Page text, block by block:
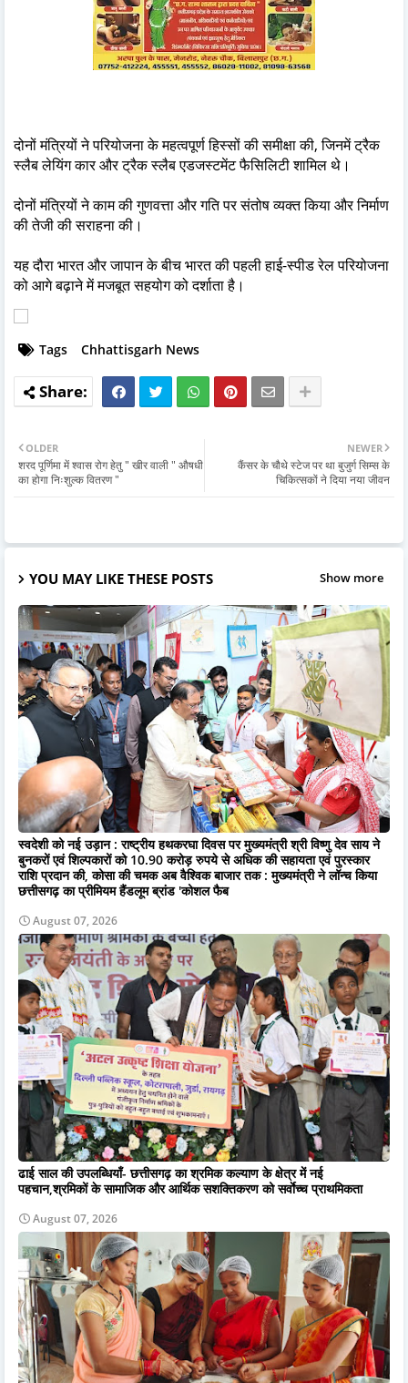
दोनों मंत्रियों ने परियोजना के महत्वपूर्ण हिस्सों की समीक्षा की, जिनमें ट्रैक
स्लैब लेयिंग कार और ट्रैक स्लैब एडजस्टमेंट फैसिलिटी शामिल थे।
दोनों मंत्रियों ने काम की गुणवत्ता और गति पर संतोष व्यक्त किया और निर्माण
की तेजी की सराहना की।
यह दौरा भारत और जापान के बीच भारत की पहली हाई-स्पीड रेल परियोजना
को आगे बढ़ाने में मजबूत सहयोग को दर्शाता है।
Tags Chhattisgarh News
NEWER
कैंसर के चौथे स्टेज पर था बुजुर्ग सिम्स के
चिकित्सकों ने दिया नया जीवन
OLDER
शरद पूर्णिमा में श्वास रोग हेतु " खीर वाली " औषधी
का होगा निःशुल्क वितरण "
YOU MAY LIKE THESE POSTS Show more
स्वदेशी को नई उड़ान : राष्ट्रीय हथकरघा दिवस पर मुख्यमंत्री श्री विष्णु देव साय ने
बुनकरों एवं शिल्पकारों को 10.90 करोड़ रुपये से अधिक की सहायता एवं पुरस्कार
राशि प्रदान की, कोसा की चमक अब वैश्विक बाजार तक : मुख्यमंत्री ने लॉन्च किया
छत्तीसगढ़ का प्रीमियम हैंडलूम ब्रांड 'कोशल फैब
August 07, 2026
ढाई साल की उपलब्धियाँ- छत्तीसगढ़ का श्रमिक कल्याण के क्षेत्र में नई
पहचान,श्रमिकों के सामाजिक और आर्थिक सशक्तिकरण को सर्वाेच्च प्राथमिकता
August 07, 2026